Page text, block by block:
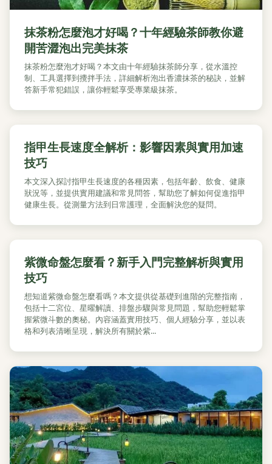
抹茶粉怎麼泡才好喝？十年經驗茶師教你避
開苦澀泡出完美抹茶
抹茶粉怎麼泡才好喝？本文由十年經驗抹茶師分享，從水溫控
制、工具選擇到攪拌手法，詳細解析泡出香濃抹茶的秘訣，並解
答新手常犯錯誤，讓你輕鬆享受專業級抹茶。
指甲生長速度全解析：影響因素與實用加速
技巧
本文深入探討指甲生長速度的各種因素，包括年齡、飲食、健康
狀況等，並提供實用建議和常見問答，幫助您了解如何促進指甲
健康生長。從測量方法到日常護理，全面解決您的疑問。
紫微命盤怎麼看？新手入門完整解析與實用
技巧
想知道紫微命盤怎麼看嗎？本文提供從基礎到進階的完整指南，
包括十二宮位、星曜解讀、排盤步驟與常見問題，幫助您輕鬆掌
握紫微斗數的奧秘。內容涵蓋實用技巧、個人經驗分享，並以表
格和列表清晰呈現，解決所有關於紫...